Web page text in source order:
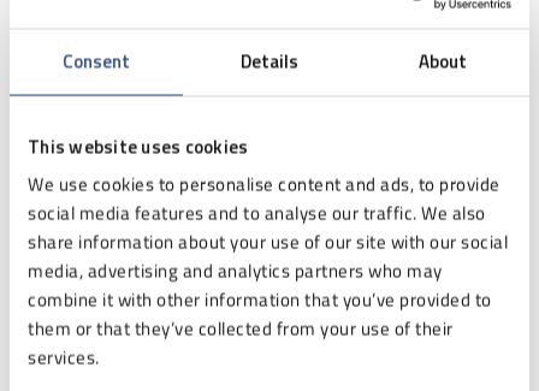
Consent Details About
This website uses cookies
We use cookies to personalise content and ads, to provide
social media features and to analyse our traffic. We also
share information about your use of our site with our social
media, advertising and analytics partners who may
combine it with other information that you’ve provided to
them or that they’ve collected from your use of their
services.Ktorá termotransferová páska pre